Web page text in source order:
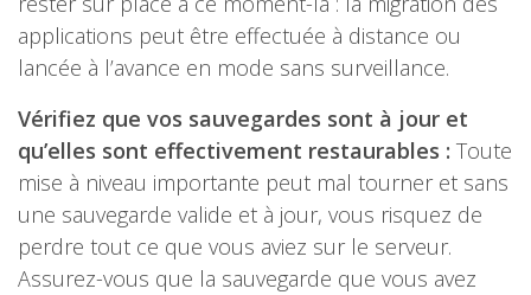
applications peut être effectuée à distance ou
lancée à l’avance en mode sans surveillance.
Vérifiez que vos sauvegardes sont à jour et
qu’elles sont effectivement restaurables : Toute
mise à niveau importante peut mal tourner et sans
une sauvegarde valide et à jour, vous risquez de
perdre tout ce que vous aviez sur le serveur.
Assurez-vous que la sauvegarde que vous avez